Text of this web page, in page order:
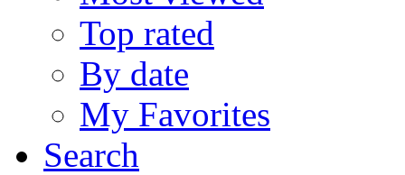
Top rated
By date
My Favorites
Search